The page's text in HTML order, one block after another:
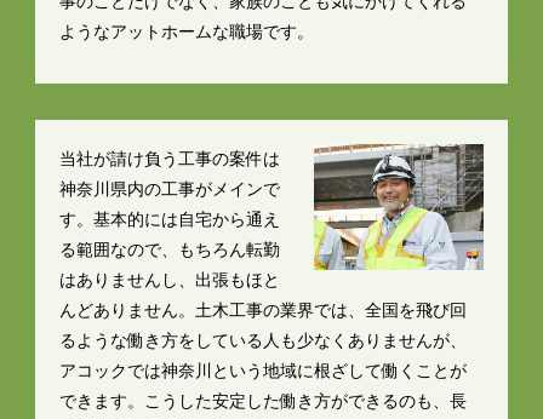
ようなアットホームな職場です。
当社が請け負う工事の案件は
神奈川県内の工事がメインで
す。基本的には自宅から通え
る範囲なので、もちろん転勤
はありませんし、出張もほと
んどありません。土木工事の業界では、全国を飛び回
るような働き方をしている人も少なくありませんが、
アコックでは神奈川という地域に根ざして働くことが
できます。こうした安定した働き方ができるのも、長